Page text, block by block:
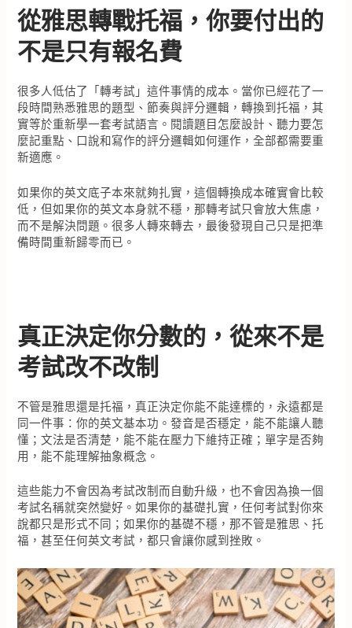
從雅思轉戰托福，你要付出的
不是只有報名費
很多人低估了「轉考試」這件事情的成本。當你已經花了一
段時間熟悉雅思的題型、節奏與評分邏輯，轉換到托福，其
實等於重新學一套考試語言。閱讀題目怎麼設計、聽力要怎
麼記重點、口說和寫作的評分邏輯如何運作，全部都需要重
新適應。
如果你的英文底子本來就夠扎實，這個轉換成本確實會比較
低，但如果你的英文本身就不穩，那轉考試只會放大焦慮，
而不是解決問題。很多人轉來轉去，最後發現自己只是把準
備時間重新歸零而已。
真正決定你分數的，從來不是
考試改不改制
不管是雅思還是托福，真正決定你能不能達標的，永遠都是
同一件事：你的英文基本功。發音是否穩定，能不能讓人聽
懂；文法是否清楚，能不能在壓力下維持正確；單字是否夠
用，能不能理解抽象概念。
這些能力不會因為考試改制而自動升級，也不會因為換一個
考試名稱就突然變好。如果你的基礎扎實，任何考試對你來
說都只是形式不同；如果你的基礎不穩，那不管是雅思、托
福，甚至任何英文考試，都只會讓你感到挫敗。